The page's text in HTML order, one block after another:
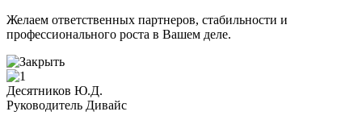
Желаем ответственных партнеров, стабильности и
профессионального роста в Вашем деле.
Десятников Ю.Д.
Руководитель Дивайс